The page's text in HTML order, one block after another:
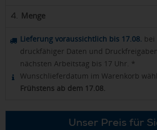
4. Menge
Lieferung voraussichtlich bis 17.08.
druckfähiger Daten und
nächsten Arbeitstag bis 17 Uhr. *
Wunschlieferdatum im Warenkorb
Frühstens ab dem 17.08.
Unser Preis für